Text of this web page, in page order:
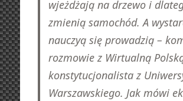
wjeżdżają na drzewo i
zmienią samochód. A
nauczyą się prowadzią –
rozmowie z Wirtualną
konstytucjonalista z
Warszawskiego. Jak mówi